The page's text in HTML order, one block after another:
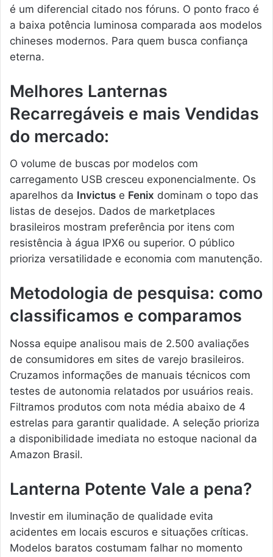
é um diferencial citado nos fóruns. O ponto fraco é
a baixa potência luminosa comparada aos modelos
chineses modernos. Para quem busca confiança
eterna.
Melhores Lanternas
Recarregáveis e mais Vendidas
do mercado:
O volume de buscas por modelos com
carregamento USB cresceu exponencialmente. Os
aparelhos da Invictus e Fenix dominam o topo das
listas de desejos. Dados de marketplaces
brasileiros mostram preferência por itens com
resistência à água IPX6 ou superior. O público
prioriza versatilidade e economia com manutenção.
Metodologia de pesquisa: como
classificamos e comparamos
Nossa equipe analisou mais de 2.500 avaliações
de consumidores em sites de varejo brasileiros.
Cruzamos informações de manuais técnicos com
testes de autonomia relatados por usuários reais.
Filtramos produtos com nota média abaixo de 4
estrelas para garantir qualidade. A seleção prioriza
a disponibilidade imediata no estoque nacional da
Amazon Brasil.
Lanterna Potente Vale a pena?
Investir em iluminação de qualidade evita
acidentes em locais escuros e situações críticas.
Modelos baratos costumam falhar no momento